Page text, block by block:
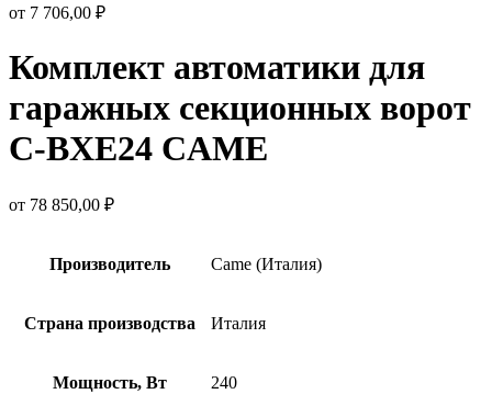
от 7 706,00 ₽
Комплект автоматики для
гаражных секционных ворот
C-BXE24 CAME
от 78 850,00 ₽
Производитель Came (Италия)
Страна производства Италия
Мощность, Вт 240